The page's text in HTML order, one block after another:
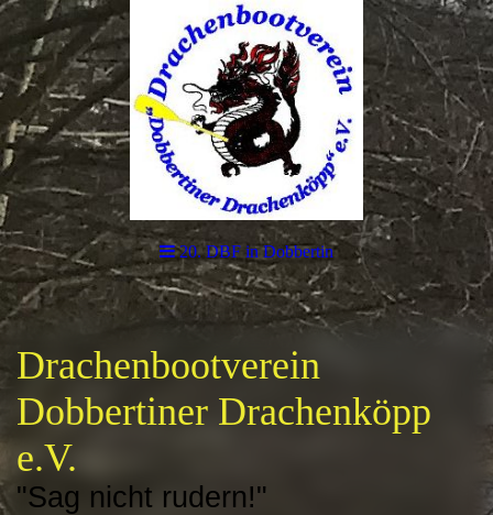
20. DBF in Dobbertin
Drachenbootverein
Dobbertiner Drachenköpp
e.V.
"Sag nicht rudern!"